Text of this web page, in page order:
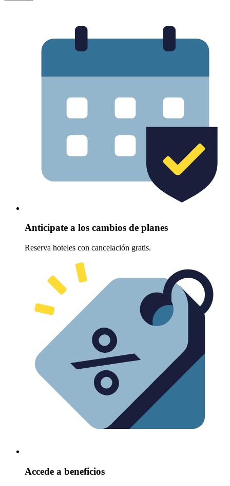
Anticípate a los cambios de planes
Reserva hoteles con cancelación gratis.
Accede a beneficios